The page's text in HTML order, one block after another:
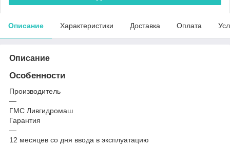
Описание Характеристики Доставка Оплата
Описание
Особенности
Производитель
—
ГМС Ливгидромаш
Гарантия
—
12 месяцев со дня ввода в эксплуатацию